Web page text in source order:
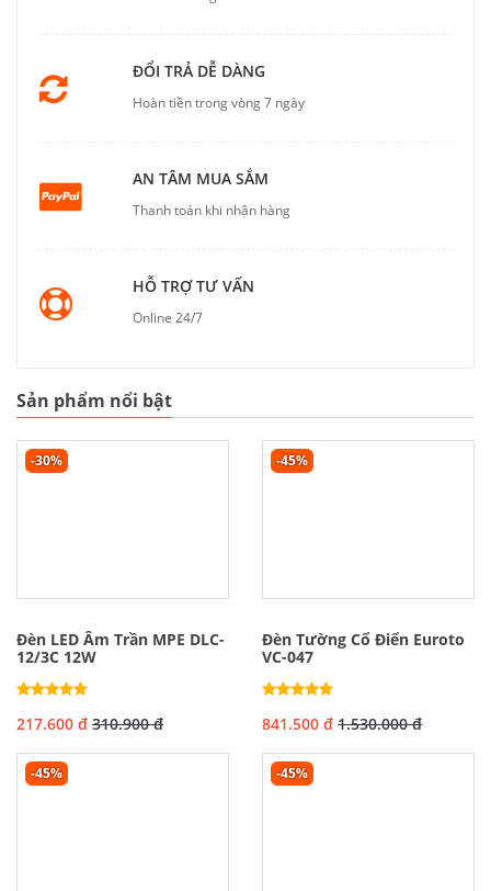
ĐỔI TRẢ DỄ DÀNG
Hoàn tiền trong vòng 7 ngày
AN TÂM MUA SẮM
Thanh toán khi nhận hàng
HỖ TRỢ TƯ VẤN
Online 24/7
Sản phẩm nổi bật
-30%
Đèn LED Âm Trần MPE DLC-
12/3C 12W
217.600 đ 310.900 đ
-45%
Đèn Tường Cổ Điển Euroto
VC-047
841.500 đ 1.530.000 đ
-45% -45%